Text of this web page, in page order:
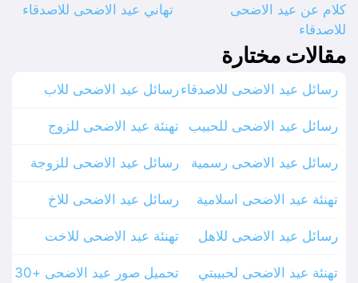
كلام عن عيد الاضحى
للاصدقاء
تهاني عيد الاضحى للاصدقاء
مقالات مختارة
رسائل عيد الاضحى للاصدقاء
رسائل عيد الاضحى للحبيب
رسائل عيد الاضحى رسمية
تهنئة عيد الاضحى اسلامية
رسائل عيد الاضحى للاهل
تهنئة عيد الاضحى لحبيبتي
رسائل عيد الاضحى للاب
تهنئة عيد الاضحى للزوج
رسائل عيد الاضحى للزوجة
رسائل عيد الاضحى للاخ
تهنئة عيد الاضحى للاخت
تحميل صور عيد الاضحى +30